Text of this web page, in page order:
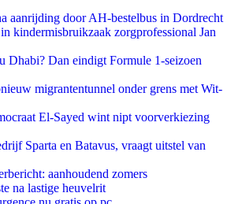
aanrijding door AH-bestelbus in Dordrecht
kindermisbruikzaak zorgprofessional Jan
Dhabi? Dan eindigt Formule 1-seizoen
migrantentunnel onder grens met Wit-
El-Sayed wint nipt voorverkiezing
Sparta en Batavus, vraagt uitstel van
aanhoudend zomers
na lastige heuvelrit